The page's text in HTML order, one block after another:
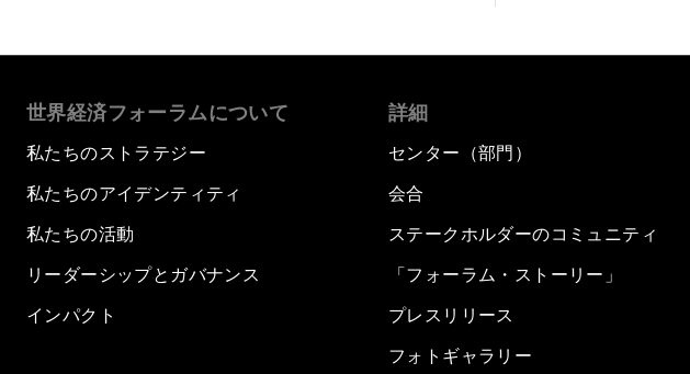
世界経済フォーラムについて
私たちのストラテジー
私たちのアイデンティティ
私たちの活動
リーダーシップとガバナンス
インパクト
詳細
センター（部門）
会合
ステークホルダーのコミュニティ
「フォーラム・ストーリー」
プレスリリース
フォトギャラリー